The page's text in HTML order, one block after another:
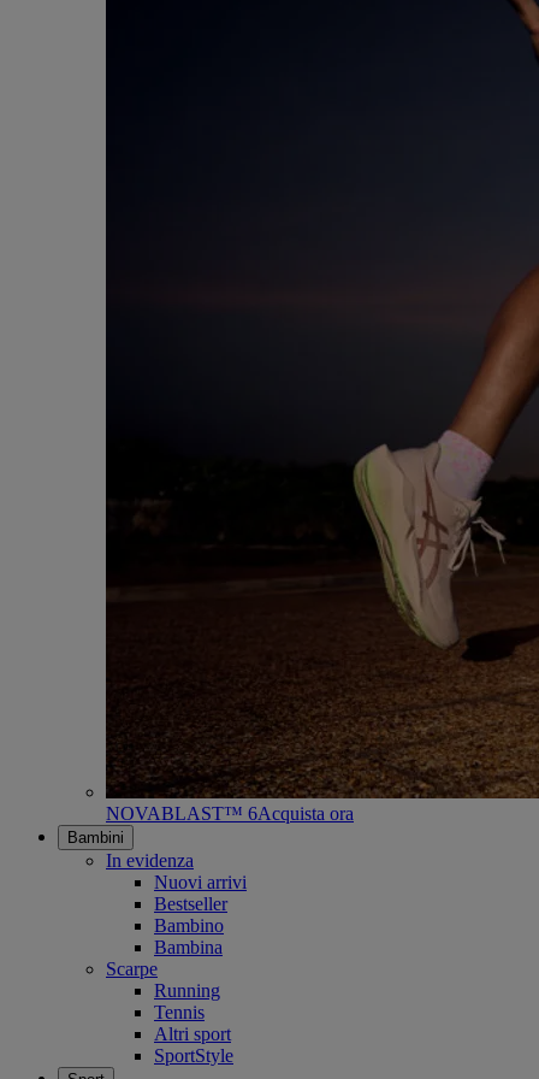
NOVABLAST™ 6Acquista ora
Bambini
In evidenza
Nuovi arrivi
Bestseller
Bambino
Bambina
Scarpe
Running
Tennis
Altri sport
SportStyle